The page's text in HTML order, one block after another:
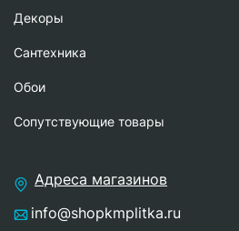
Декоры
Сантехника
Обои
Сопутствующие товары
Адреса магазинов
info@shopkmplitka.ru